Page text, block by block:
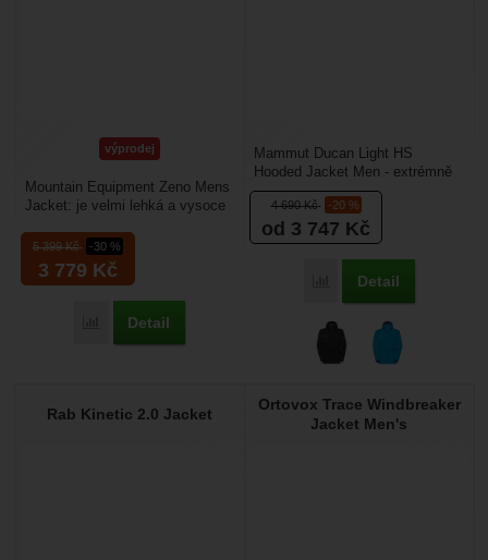
výprodej
5 399Kč -30 %
3 779 Kč
Porovnat
Detail
Mountain Equipment Zeno Mens
Jacket: je velmi lehká a vysoce
bunda. Tato...
4 690Kč -20 %
od 3 747 Kč
Porovnat
Detail
Mammut Ducan Light HS
Hooded Jacket Men - extrémně
lehká nepromokavá pánská
bunda od firmy Mammut vás...
Rab Kinetic 2.0 Jacket
Ortovox Trace Windbreaker
Jacket Men's